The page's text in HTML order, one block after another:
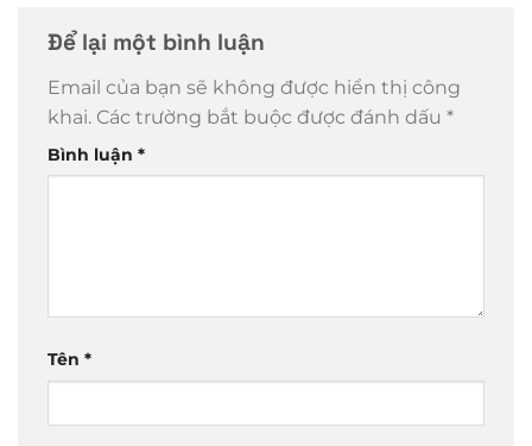
Để lại một bình luận
Email của bạn sẽ không được hiển thị công
khai. Các trường bắt buộc được đánh dấu *
Bình luận *
Tên *